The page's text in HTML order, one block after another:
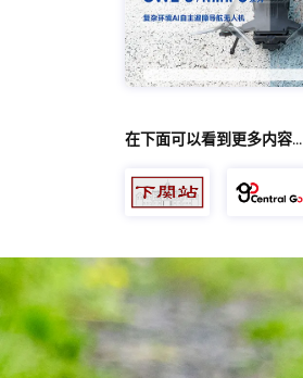
在下面可以看到更多内容…